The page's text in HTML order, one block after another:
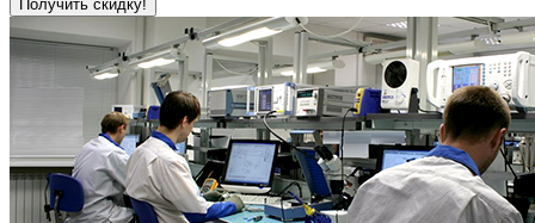
Получить скидку!